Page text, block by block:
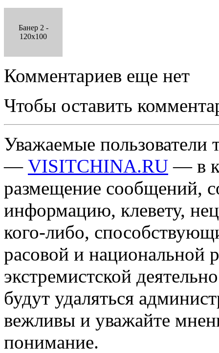
Банер 2 -
120x100
Комментариев еще нет
Чтобы оставить
Уважаемые пользователи
— VISITCHINA.RU — в
размещение сообщений,
информацию, клевету,
кого-либо,
расовой и национальной
экстремистской
будут удаляться
вежливы и уважайте
понимание.